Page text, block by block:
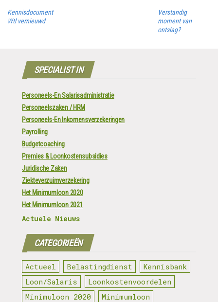
Kennisdocument
Wtl vernieuwd
Verstandig
moment van
ontslag?
SPECIALIST IN
Personeels-En Salarisadministratie
Personeelszaken / HRM
Personeels-En Inkomensverzekeringen
Payrolling
Budgetcoaching
Premies & Loonkostensubsidies
Juridische Zaken
Ziekteverzuimverzekering
Het Minimumloon 2020
Het Minimumloon 2021
Actuele Nieuws
CATEGORIEËN
Actueel Belastingdienst
Kennisbank
Loon/Salaris
Loonkostenvoordelen
Minimuloon 2020
Minimumloon